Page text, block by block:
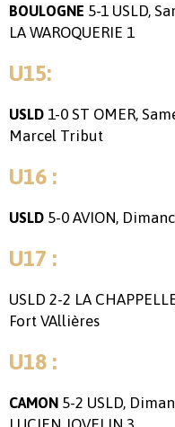
BOULOGNE 5-1 USLD,
LA WAROQUERIE 1
U15:
USLD 1-0 ST OMER,
Marcel Tribut
U16 :
USLD 5-0 AVION,
U17 :
USLD 2-2 LA
Fort VAllières
U18 :
CAMON 5-2 USLD,